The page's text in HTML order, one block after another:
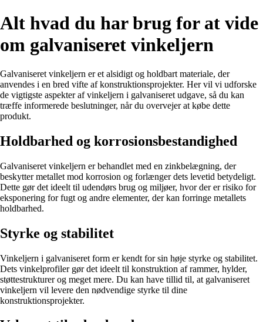
Alt hvad du har brug for at vide
om galvaniseret vinkeljern
Galvaniseret vinkeljern er et alsidigt og holdbart materiale, der
anvendes i en bred vifte af konstruktionsprojekter. Her vil vi udforske
de vigtigste aspekter af vinkeljern i galvaniseret udgave, så du kan
træffe informerede beslutninger, når du overvejer at købe dette
produkt.
Holdbarhed og korrosionsbestandighed
Galvaniseret vinkeljern er behandlet med en zinkbelægning, der
beskytter metallet mod korrosion og forlænger dets levetid betydeligt.
Dette gør det ideelt til udendørs brug og miljøer, hvor der er risiko for
eksponering for fugt og andre elementer, der kan forringe metallets
holdbarhed.
Styrke og stabilitet
Vinkeljern i galvaniseret form er kendt for sin høje styrke og stabilitet.
Dets vinkelprofiler gør det ideelt til konstruktion af rammer, hylder,
støttestrukturer og meget mere. Du kan have tillid til, at galvaniseret
vinkeljern vil levere den nødvendige styrke til dine
konstruktionsprojekter.